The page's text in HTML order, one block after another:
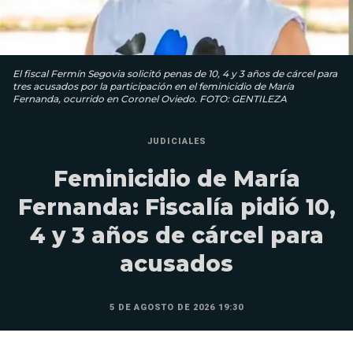
El fiscal Fermín Segovia solicitó penas de 10, 4 y 3 años de cárcel para
tres acusados por la participación en el feminicidio de María
Fernanda, ocurrido en Coronel Oviedo. FOTO: GENTILEZA
JUDICIALES
Feminicidio de María
Fernanda: Fiscalía pidió 10,
4 y 3 años de cárcel para
acusados
5 DE AGOSTO DE 2026 19:30